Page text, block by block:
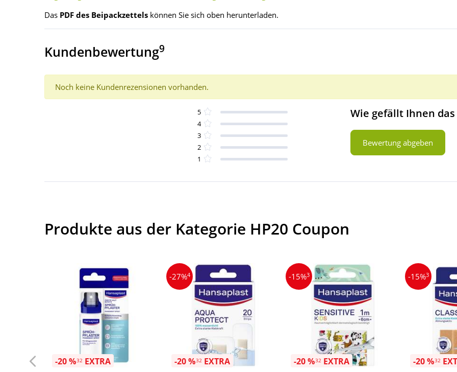
Das PDF des Beipackzettels können Sie sich oben herunterladen.
Kundenbewertung9
Noch keine Kundenrezensionen vorhanden.
5
4
3
2
1
Wie gefällt Ihnen
Bewertung abgeben
Produkte aus der Kategorie HP20 Coupon
-20 %32EXTRA
-27%4
-20 %32EXTRA
-15%3
-20 %32EXTRA
-15%3
-20 %32